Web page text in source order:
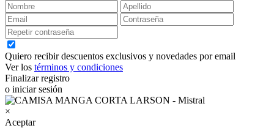
Quiero recibir descuentos exclusivos y novedades por email
Ver los términos y condiciones
Finalizar registro
o iniciar sesión
×
Aceptar